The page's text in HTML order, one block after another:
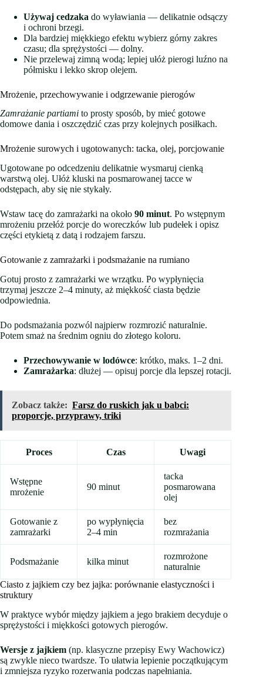
Używaj cedzaka do wyławiania — delikatnie odsączy
i ochroni brzegi.
Dla bardziej miękkiego efektu wybierz górny zakres
czasu; dla sprężystości — dolny.
Nie przelewaj zimną wodą; lepiej ułóż pierogi luźno na
półmisku i lekko skrop olejem.
Mrożenie, przechowywanie i odgrzewanie pierogów
Zamrażanie partiami to prosty sposób, by mieć gotowe
domowe dania i oszczędzić czas przy kolejnych posiłkach.
Mrożenie surowych i ugotowanych: tacka, olej, porcjowanie
Ugotowane po odcedzeniu delikatnie wysmaruj cienką
warstwą olej. Ułóż kluski na posmarowanej tacce w
odstępach, aby się nie stykały.
Wstaw tacę do zamrażarki na około 90 minut. Po wstępnym
mrożeniu przełóż porcje do woreczków lub pudełek i opisz
części etykietą z datą i rodzajem farszu.
Gotowanie z zamrażarki i podsmażanie na rumiano
Gotuj prosto z zamrażarki we wrzątku. Po wypłynięcia
trzymaj jeszcze 2–4 minuty, aż miękkość ciasta będzie
odpowiednia.
Do podsmażania pozwól najpierw rozmrozić naturalnie.
Potem smaż na średnim ogniu do złotego koloru.
Przechowywanie w lodówce: krótko, maks. 1–2 dni.
Zamrażarka: dłużej — opisuj porcje dla lepszej rotacji.
Zobacz także: Farsz do ruskich jak u babci:
proporcje, przyprawy, triki
Proces Czas Uwagi
Wstępne
mrożenie
90 minut
tacka
posmarowana
olej
Gotowanie z
zamrażarki
po wypłynięcia
2–4 min
bez
rozmrażania
Podsmażanie kilka minut
rozmrożone
naturalnie
Ciasto z jajkiem czy bez jajka: porównanie elastyczności i
struktury
W praktyce wybór między jajkiem a jego brakiem decyduje o
sprężystości i miękkości gotowych pierogów.
Wersje z jajkiem (np. klasyczne przepisy Ewy Wachowicz)
są zwykle nieco twardsze. To ułatwia lepienie początkującym
i zmniejsza ryzyko rozerwania podczas napełniania.